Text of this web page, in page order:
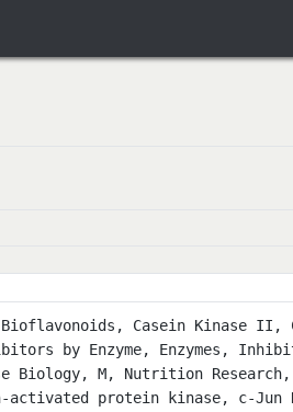
Bioflavonoids, Casein Kinase
by Enzyme, Enzymes,
Biology, M, Nutrition
activated protein kinase, c-Jun